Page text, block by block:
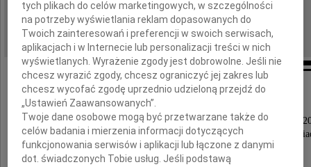
REGION: Bydgoszcz
DATA EMISJI: 03.07.2012
"O ojcu pieśń, to pieśń bez słów..."
Z głębokim żalem zawiadamiamy, że dnia 29 czerwca
zasnął w Bogu nasz kochany Tata, Teść, Brat i
tych plikach do celów marketingowych, w szczególności
na potrzeby wyświetlania reklam dopasowanych do
Twoich zainteresowań i preferencji w swoich serwisach,
aplikacjach i w Internecie lub personalizacji treści w nich
wyświetlanych. Wyrażenie zgody jest dobrowolne. Jeśli nie
chcesz wyrazić zgody, chcesz ograniczyć jej zakres lub
chcesz wycofać zgodę uprzednio udzieloną przejdź do
„Ustawień Zaawansowanych”.
Twoje dane osobowe mogą być przetwarzane także do
celów badania i mierzenia informacji dotyczących
funkcjonowania serwisów i aplikacji lub łączone z danymi
dot. świadczonych Tobie usług. Jeśli podstawą